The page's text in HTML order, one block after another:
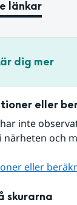
länkar
dig mer
eller
inte
närheten och
eller
skurarna